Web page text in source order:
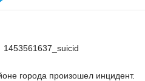
города произошел инцидент.